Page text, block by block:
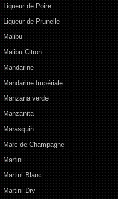
Liqueur de Poire
Liqueur de Prunelle
Malibu
Malibu Citron
Mandarine
Mandarine Impériale
Manzana verde
Manzanita
Marasquin
Marc de Champagne
Martini
Martini Blanc
Martini Dry